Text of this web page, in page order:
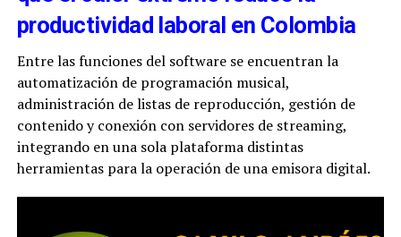
productividad laboral en Colombia
Entre las funciones del software se encuentran la
automatización de programación musical,
administración de listas de reproducción, gestión de
contenido y conexión con servidores de streaming,
integrando en una sola plataforma distintas
herramientas para la operación de una emisora digital.